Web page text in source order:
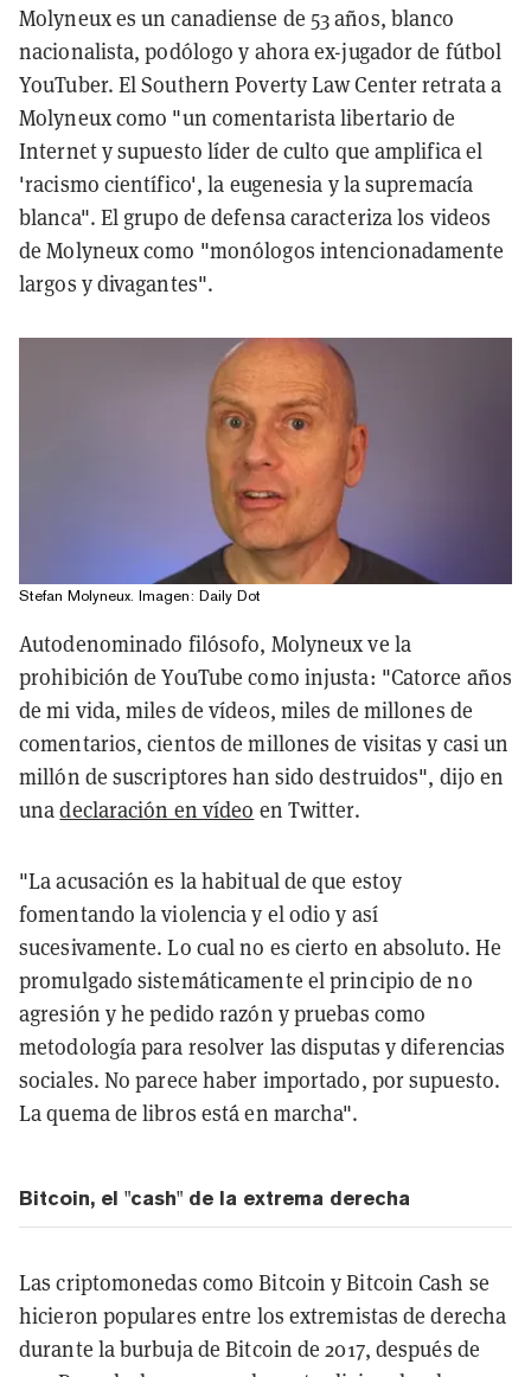
Molyneux es un canadiense de 53 años, blanco
nacionalista, podólogo y ahora ex-jugador de fútbol
YouTuber. El Southern Poverty Law Center retrata a
Molyneux como "un comentarista libertario de
Internet y supuesto líder de culto que amplifica el
'racismo científico', la eugenesia y la supremacía
blanca". El grupo de defensa caracteriza los videos
de Molyneux como "monólogos intencionadamente
largos y divagantes".
Stefan Molyneux. Imagen: Daily Dot
Autodenominado filósofo, Molyneux ve la
prohibición de YouTube como injusta: "Catorce años
de mi vida, miles de vídeos, miles de millones de
comentarios, cientos de millones de visitas y casi un
millón de suscriptores han sido destruidos", dijo en
unadeclaración en vídeo en Twitter.
"La acusación es la habitual de que estoy
fomentando la violencia y el odio y así
sucesivamente. Lo cual no es cierto en absoluto. He
promulgado sistemáticamente el principio de no
agresión y he pedido razón y pruebas como
metodología para resolver las disputas y diferencias
sociales. No parece haber importado, por supuesto.
La quema de libros está en marcha".
Bitcoin, el "cash" de la extrema derecha
Las criptomonedas como Bitcoin y Bitcoin Cash se
hicieron populares entre los extremistas de derecha
durante la burbuja de Bitcoin de 2017, después de